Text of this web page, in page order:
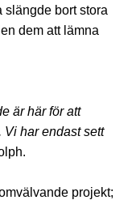
slängde bort stora
dem att lämna
är här för att
Vi har endast sett
projekt;